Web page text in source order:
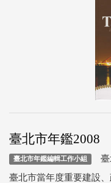
臺北市年鑑2008
臺北市年鑑編輯工作小組 臺
臺北市當年度重要建設